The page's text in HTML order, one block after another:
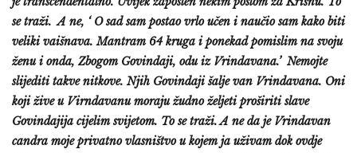
se traži. A ne, ‘ O sad sam postao vrlo učen i naučio sam kako biti
veliki vaišnava. Mantram 64 kruga i ponekad pomislim na svoju
ženu i onda, Zbogom Govindaji, odu iz Vrindavana.’ Nemojte
slijediti takve nitkove. Njih Govindaji šalje van Vrindavana. Oni
koji žive u Virndavanu moraju žudno željeti proširiti slave
Govindajija cijelim svijetom. To se traži. A ne da je Vrindavan
candra moje privatno vlasništvo u kojem ja uživam dok ovdje